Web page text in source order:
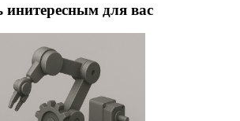
для вас